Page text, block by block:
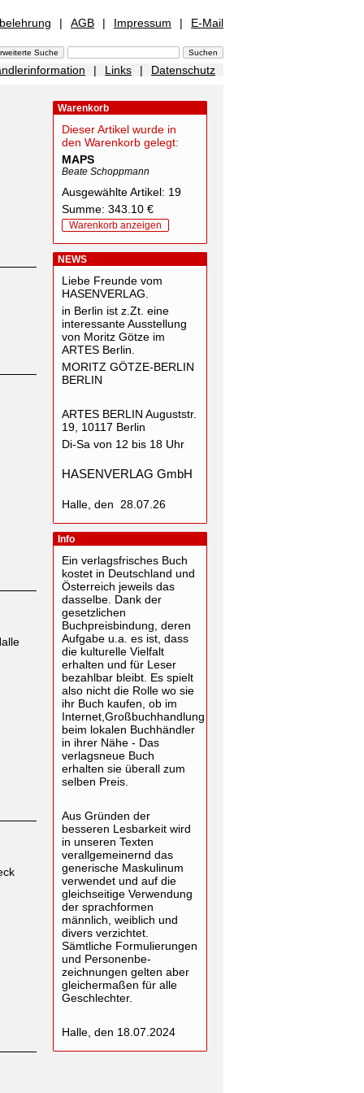
| AGB | Impressum | E-Mail
| Links | Datenschutz
Warenkorb
Dieser Artikel wurde in
den Warenkorb gelegt:
MAPS
Beate Schoppmann
Ausgewählte Artikel: 19
Summe: 343.10 €
Warenkorb anzeigen
NEWS
Liebe Freunde vom
HASENVERLAG.
in Berlin ist z.Zt. eine
interessante Ausstellung
von Moritz Götze im
ARTES Berlin.
MORITZ GÖTZE-BERLIN
BERLIN
ARTES BERLIN Auguststr.
19, 10117 Berlin
Di-Sa von 12 bis 18 Uhr
HASENVERLAG GmbH
Halle, den 28.07.26
Info
Ein verlagsfrisches Buch
kostet in Deutschland und
Österreich jeweils das
dasselbe. Dank der
gesetzlichen
Buchpreisbindung, deren
Aufgabe u.a. es ist, dass
die kulturelle Vielfalt
erhalten und für Leser
bezahlbar bleibt. Es spielt
also nicht die Rolle wo sie
ihr Buch kaufen, ob im
Internet,Großbuchhandlung
beim lokalen Buchhändler
in ihrer Nähe - Das
verlagsneue Buch
erhalten sie überall zum
selben Preis.
Aus Gründen der
besseren Lesbarkeit wird
in unseren Texten
verallgemeinernd das
generische Maskulinum
verwendet und auf die
gleichseitige Verwendung
der sprachformen
männlich, weiblich und
divers verzichtet.
Sämtliche Formulierungen
und Personenbe-
zeichnungen gelten aber
gleichermaßen für alle
Geschlechter.
Halle, den 18.07.2024